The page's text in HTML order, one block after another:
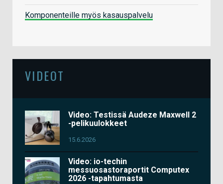
Komponenteille myös kasauspalvelu
VIDEOT
Video: Testissä Audeze Maxwell 2
-pelikuulokkeet
15.6.2026
Video: io-techin
messuosastoraportit Computex
2026 -tapahtumasta